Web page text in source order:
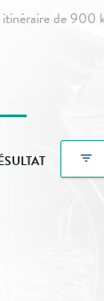
de 900
filter_list